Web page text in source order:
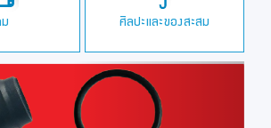
ม ศิลปะและของสะสม